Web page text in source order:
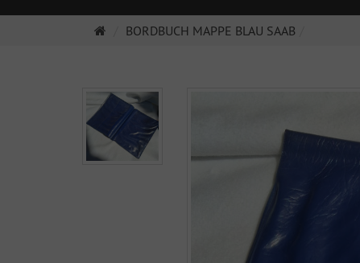
Startseite
BORDBUCH MAPPE BLAU SAAB